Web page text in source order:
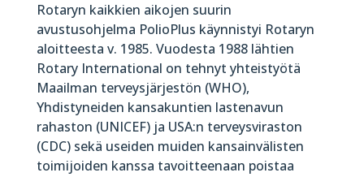
Rotaryn kaikkien aikojen suurin
avustusohjelma PolioPlus käynnistyi Rotaryn
aloitteesta v. 1985. Vuodesta 1988 lähtien
Rotary International on tehnyt yhteistyötä
Maailman terveysjärjestön (WHO),
Yhdistyneiden kansakuntien lastenavun
rahaston (UNICEF) ja USA:n terveysviraston
(CDC) sekä useiden muiden kansainvälisten
toimijoiden kanssa tavoitteenaan poistaa